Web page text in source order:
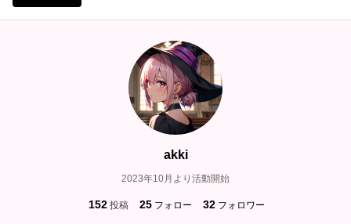
akki
2023年10月より活動開始
152 投稿 25 フォロー 32 フォロワー